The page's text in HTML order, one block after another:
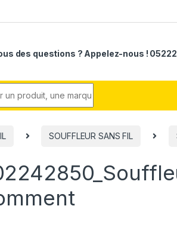
des questions ? Appelez-nous !
SOUFFLEUR SANS FIL